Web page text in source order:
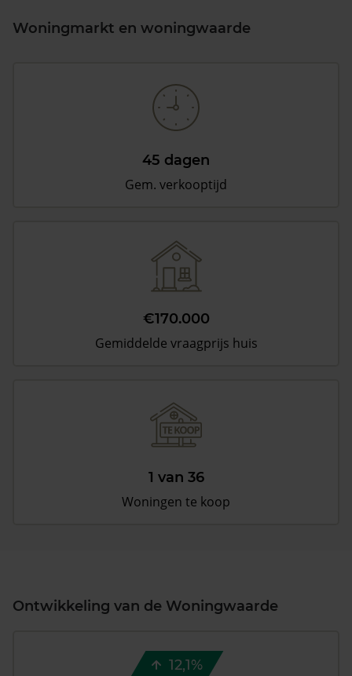
Woningmarkt en woningwaarde
45 dagen
Gem. verkooptijd
€170.000
Gemiddelde vraagprijs huis
1 van 36
Woningen te koop
Ontwikkeling van de Woningwaarde
12,1%